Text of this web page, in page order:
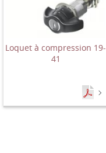
Loquet à compression 19-
41